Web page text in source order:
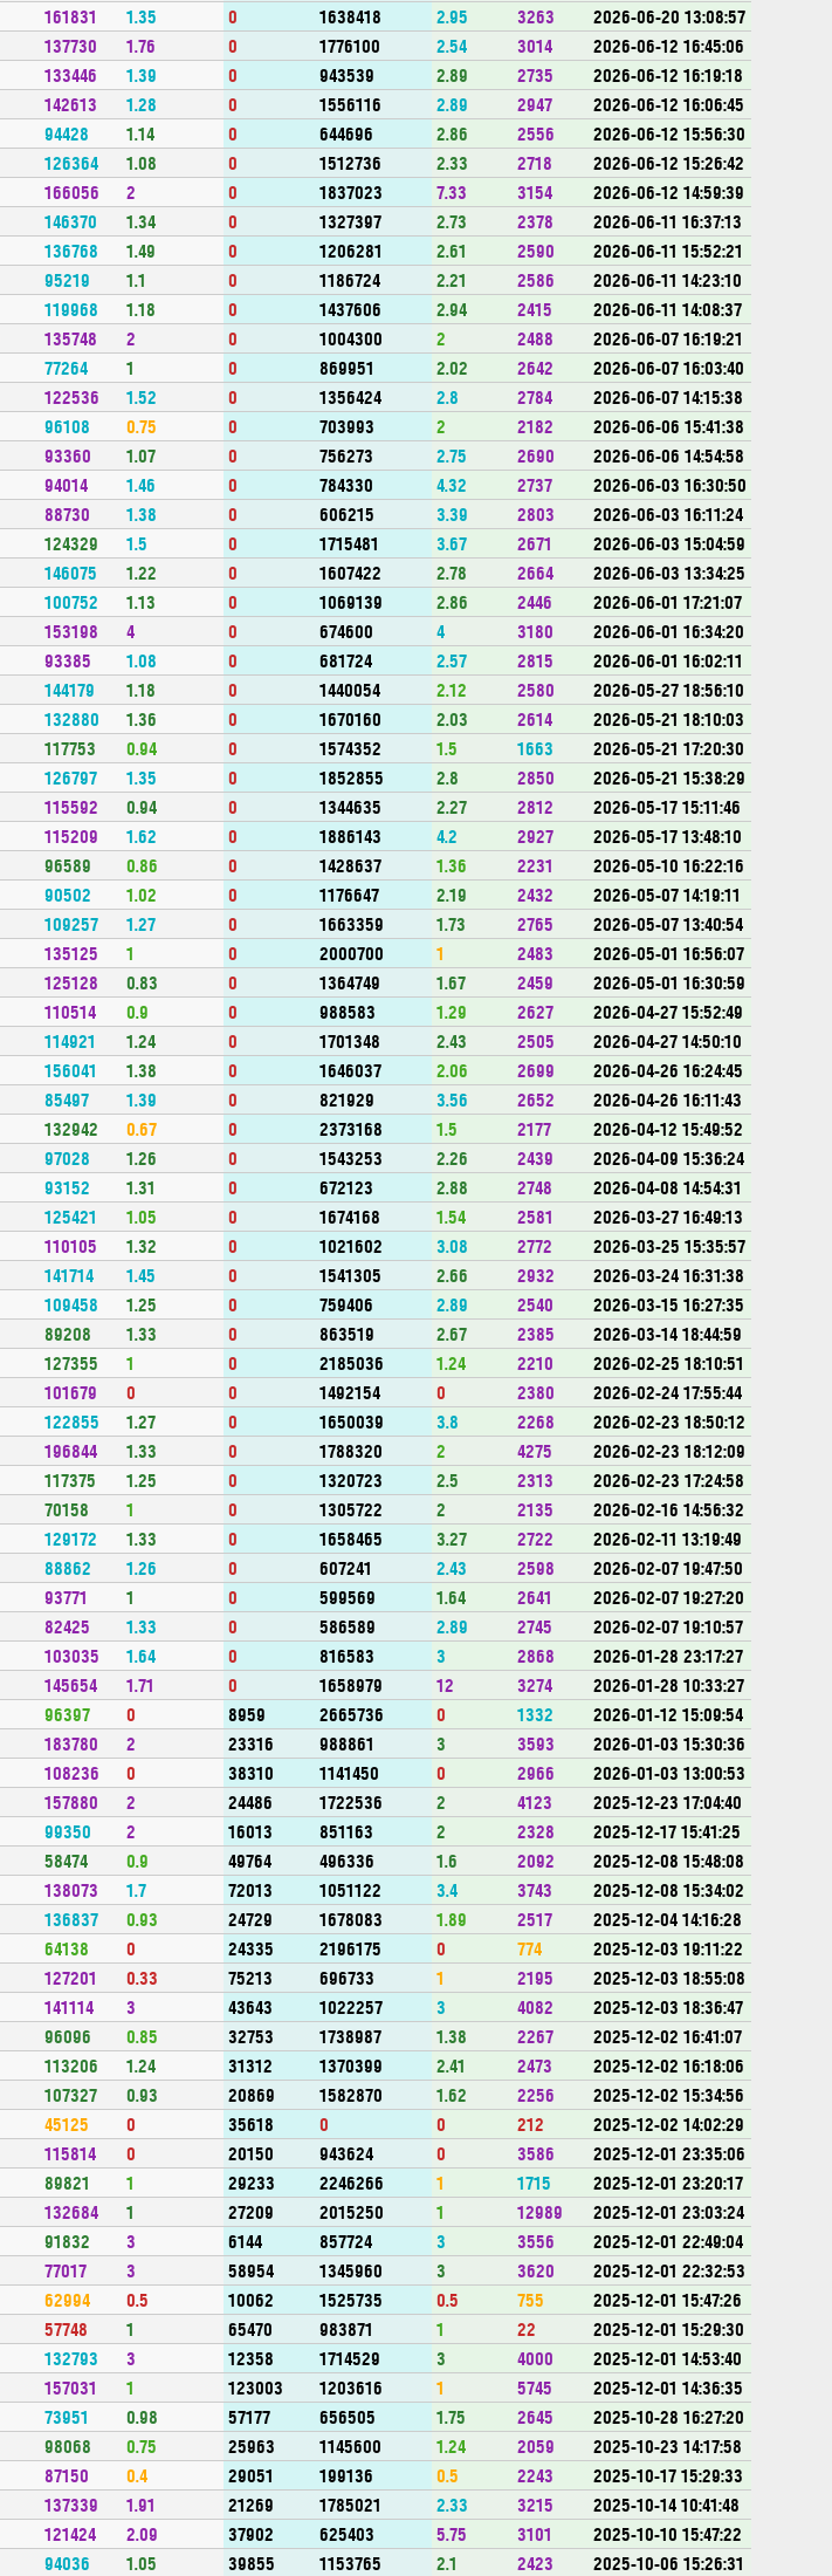
161831 1.35 0 1638418 2.95 3263
2026-06-20 13:08:57
137730 1.76 0 1776100 2.54 3014
2026-06-12 16:45:06
133446 1.39 0 943539 2.89 2735
2026-06-12 16:19:18
142613 1.28 0 1556116 2.89 2947
2026-06-12 16:06:45
94428 1.14 0 644696 2.86 2556
2026-06-12 15:56:30
126364 1.08 0 1512736 2.33 2718
2026-06-12 15:26:42
166056 2 0 1837023 7.33 3154
2026-06-12 14:59:39
146370 1.34 0 1327397 2.73 2378
2026-06-11 16:37:13
136768 1.49 0 1206281 2.61 2590
2026-06-11 15:52:21
95219 1.1 0 1186724 2.21 2586
2026-06-11 14:23:10
119968 1.18 0 1437606 2.94 2415
2026-06-11 14:08:37
135748 2 0 1004300 2 2488
2026-06-07 16:19:21
77264 1 0 869951 2.02 2642
2026-06-07 16:03:40
122536 1.52 0 1356424 2.8 2784
2026-06-07 14:15:38
96108 0.75 0 703993 2 2182
2026-06-06 15:41:38
93360 1.07 0 756273 2.75 2690
2026-06-06 14:54:58
94014 1.46 0 784330 4.32 2737
2026-06-03 16:30:50
88730 1.38 0 606215 3.39 2803
2026-06-03 16:11:24
124329 1.5 0 1715481 3.67 2671
2026-06-03 15:04:59
146075 1.22 0 1607422 2.78 2664
2026-06-03 13:34:25
100752 1.13 0 1069139 2.86 2446
2026-06-01 17:21:07
153198 4 0 674600 4 3180
2026-06-01 16:34:20
93385 1.08 0 681724 2.57 2815
2026-06-01 16:02:11
144179 1.18 0 1440054 2.12 2580
2026-05-27 18:56:10
132880 1.36 0 1670160 2.03 2614
2026-05-21 18:10:03
117753 0.94 0 1574352 1.5 1663
2026-05-21 17:20:30
126797 1.35 0 1852855 2.8 2850
2026-05-21 15:38:29
115592 0.94 0 1344635 2.27 2812
2026-05-17 15:11:46
115209 1.62 0 1886143 4.2 2927
2026-05-17 13:48:10
96589 0.86 0 1428637 1.36 2231
2026-05-10 16:22:16
90502 1.02 0 1176647 2.19 2432
2026-05-07 14:19:11
109257 1.27 0 1663359 1.73 2765
2026-05-07 13:40:54
135125 1 0 2000700 1 2483
2026-05-01 16:56:07
125128 0.83 0 1364749 1.67 2459
2026-05-01 16:30:59
110514 0.9 0 988583 1.29 2627
2026-04-27 15:52:49
114921 1.24 0 1701348 2.43 2505
2026-04-27 14:50:10
156041 1.38 0 1646037 2.06 2699
2026-04-26 16:24:45
85497 1.39 0 821929 3.56 2652
2026-04-26 16:11:43
132942 0.67 0 2373168 1.5 2177
2026-04-12 15:49:52
97028 1.26 0 1543253 2.26 2439
2026-04-09 15:36:24
93152 1.31 0 672123 2.88 2748
2026-04-08 14:54:31
125421 1.05 0 1674168 1.54 2581
2026-03-27 16:49:13
110105 1.32 0 1021602 3.08 2772
2026-03-25 15:35:57
141714 1.45 0 1541305 2.66 2932
2026-03-24 16:31:38
109458 1.25 0 759406 2.89 2540
2026-03-15 16:27:35
89208 1.33 0 863519 2.67 2385
2026-03-14 18:44:59
127355 1 0 2185036 1.24 2210
2026-02-25 18:10:51
101679 0 0 1492154 0 2380
2026-02-24 17:55:44
122855 1.27 0 1650039 3.8 2268
2026-02-23 18:50:12
196844 1.33 0 1788320 2 4275
2026-02-23 18:12:09
117375 1.25 0 1320723 2.5 2313
2026-02-23 17:24:58
70158 1 0 1305722 2 2135
2026-02-16 14:56:32
129172 1.33 0 1658465 3.27 2722
2026-02-11 13:19:49
88862 1.26 0 607241 2.43 2598
2026-02-07 19:47:50
93771 1 0 599569 1.64 2641
2026-02-07 19:27:20
82425 1.33 0 586589 2.89 2745
2026-02-07 19:10:57
103035 1.64 0 816583 3 2868
2026-01-28 23:17:27
145654 1.71 0 1658979 12 3274
2026-01-28 10:33:27
96397 0 8959 2665736 0 1332
2026-01-12 15:09:54
183780 2 23316 988861 3 3593
2026-01-03 15:30:36
108236 0 38310 1141450 0 2966
2026-01-03 13:00:53
157880 2 24486 1722536 2 4123
2025-12-23 17:04:40
99350 2 16013 851163 2 2328
2025-12-17 15:41:25
58474 0.9 49764 496336 1.6 2092
2025-12-08 15:48:08
138073 1.7 72013 1051122 3.4 3743
2025-12-08 15:34:02
136837 0.93 24729 1678083 1.89 2517
2025-12-04 14:16:28
64138 0 24335 2196175 0 774
2025-12-03 19:11:22
127201 0.33 75213 696733 1 2195
2025-12-03 18:55:08
141114 3 43643 1022257 3 4082
2025-12-03 18:36:47
96096 0.85 32753 1738987 1.38 2267
2025-12-02 16:41:07
113206 1.24 31312 1370399 2.41 2473
2025-12-02 16:18:06
107327 0.93 20869 1582870 1.62 2256
2025-12-02 15:34:56
45125 0 35618 0 0 212
2025-12-02 14:02:29
115814 0 20150 943624 0 3586
2025-12-01 23:35:06
89821 1 29233 2246266 1 1715
2025-12-01 23:20:17
132684 1 27209 2015250 1 12989
2025-12-01 23:03:24
91832 3 6144 857724 3 3556
2025-12-01 22:49:04
77017 3 58954 1345960 3 3620
2025-12-01 22:32:53
62994 0.5 10062 1525735 0.5 755
2025-12-01 15:47:26
57748 1 65470 983871 1 22
2025-12-01 15:29:30
132793 3 12358 1714529 3 4000
2025-12-01 14:53:40
157031 1 123003 1203616 1 5745
2025-12-01 14:36:35
73951 0.98 57177 656505 1.75 2645
2025-10-28 16:27:20
98068 0.75 25963 1145600 1.24 2059
2025-10-23 14:17:58
87150 0.4 29051 199136 0.5 2243
2025-10-17 15:29:33
137339 1.91 21269 1785021 2.33 3215
2025-10-14 10:41:48
121424 2.09 37902 625403 5.75 3101
2025-10-10 15:47:22
94036 1.05 39855 1153765 2.1 2423 2025-10-06 15:26:31